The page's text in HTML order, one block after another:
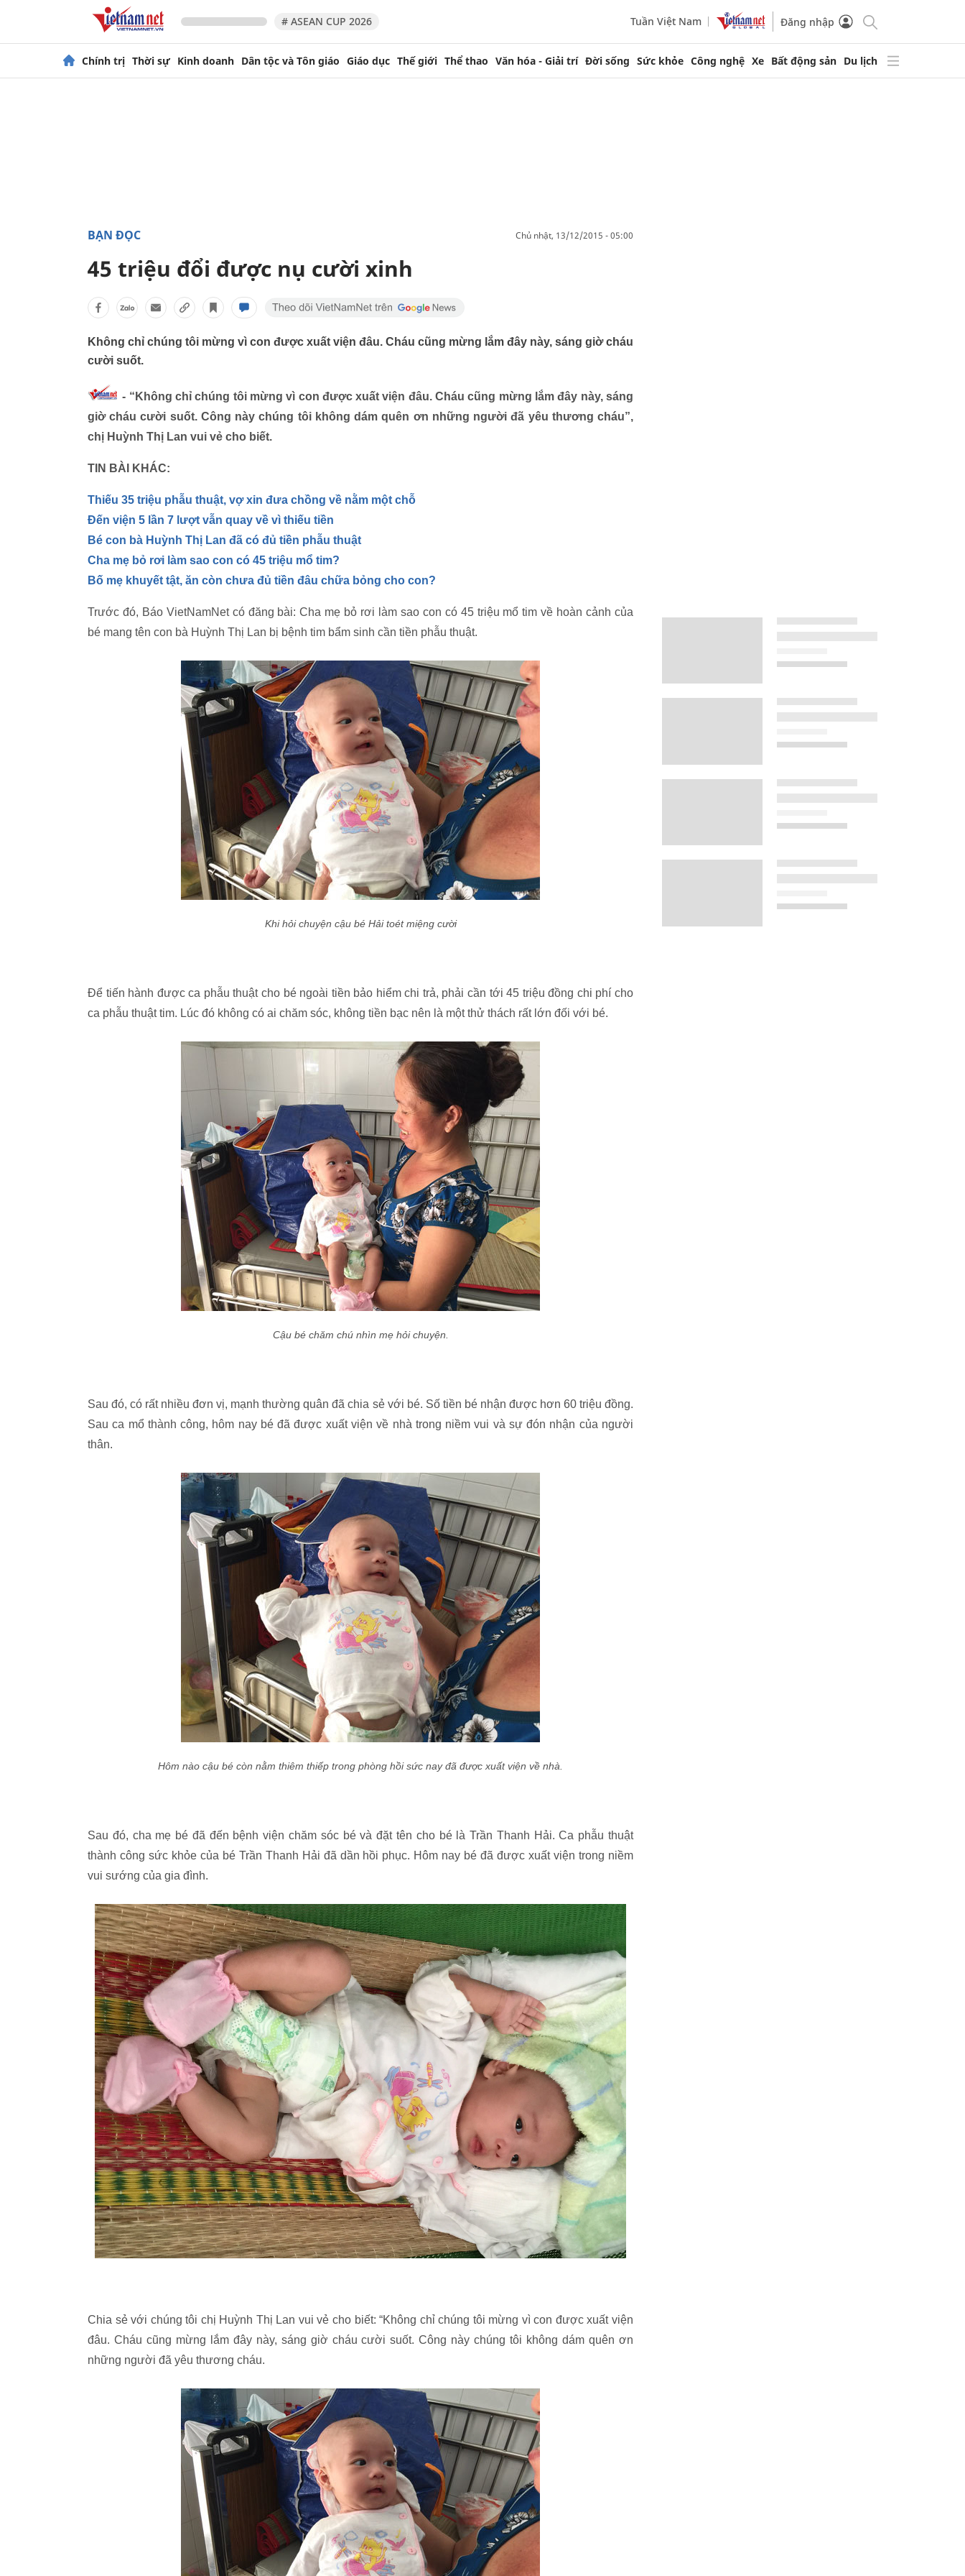
# ASEAN CUP 2026 Tuần Việt Nam Đăng nhập
Chính trị Thời sự Kinh doanh Dân tộc và Tôn giáo Giáo dục Thế giới Thể thao Văn hóa - Giải trí Đời sống Sức khỏe Công nghệ Xe Bất động sản Du lịch
BẠN ĐỌC chủ nhật, 13/12/2015 - 05:00
45 triệu đổi được nụ cười xinh
Không chỉ chúng tôi mừng vì con được xuất viện đâu. Cháu cũng mừng lắm đây này, sáng giờ cháu
cười suốt.
- “Không chỉ chúng tôi mừng vì con được xuất viện đâu. Cháu cũng mừng lắm đây này, sáng
giờ cháu cười suốt. Công này chúng tôi không dám quên ơn những người đã yêu thương cháu”,
chị Huỳnh Thị Lan vui vẻ cho biết.
TIN BÀI KHÁC:
Thiếu 35 triệu phẫu thuật, vợ xin đưa chồng về nằm một chỗ
Đến viện 5 lần 7 lượt vẫn quay về vì thiếu tiền
Bé con bà Huỳnh Thị Lan đã có đủ tiền phẫu thuật
Cha mẹ bỏ rơi làm sao con có 45 triệu mổ tim?
Bố mẹ khuyết tật, ăn còn chưa đủ tiền đâu chữa bỏng cho con?
Trước đó, Báo VietNamNet có đăng bài: Cha mẹ bỏ rơi làm sao con có 45 triệu mổ tim về hoàn cảnh của
bé mang tên con bà Huỳnh Thị Lan bị bệnh tim bẩm sinh cần tiền phẫu thuật.
Khi hỏi chuyện cậu bé Hải toét miệng cười
Để tiến hành được ca phẫu thuật cho bé ngoài tiền bảo hiểm chi trả, phải cần tới 45 triệu đồng chi phí cho
ca phẫu thuật tim. Lúc đó không có ai chăm sóc, không tiền bạc nên là một thử thách rất lớn đối với bé.
Cậu bé chăm chú nhìn mẹ hỏi chuyện.
Sau đó, có rất nhiều đơn vị, mạnh thường quân đã chia sẻ với bé. Số tiền bé nhận được hơn 60 triệu đồng.
Sau ca mổ thành công, hôm nay bé đã được xuất viện về nhà trong niềm vui và sự đón nhận của người
thân.
Hôm nào cậu bé còn nằm thiêm thiếp trong phòng hồi sức nay đã được xuất viện về nhà.
Sau đó, cha mẹ bé đã đến bệnh viện chăm sóc bé và đặt tên cho bé là Trần Thanh Hải. Ca phẫu thuật
thành công sức khỏe của bé Trần Thanh Hải đã dần hồi phục. Hôm nay bé đã được xuất viện trong niềm
vui sướng của gia đình.
Chia sẻ với chúng tôi chị Huỳnh Thị Lan vui vẻ cho biết: “Không chỉ chúng tôi mừng vì con được xuất viện
đâu. Cháu cũng mừng lắm đây này, sáng giờ cháu cười suốt. Công này chúng tôi không dám quên ơn
những người đã yêu thương cháu.